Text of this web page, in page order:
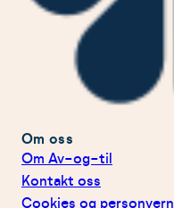
Om oss
Om Av-og-til
Kontakt oss
Cookies og personvern